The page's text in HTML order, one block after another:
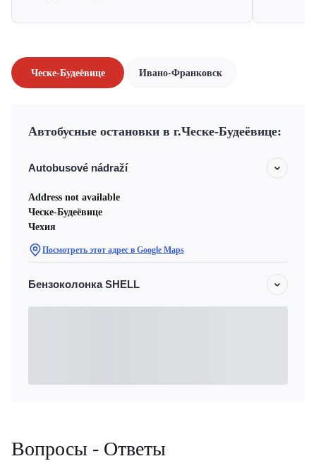
Ческе-Будеёвице Ивано-Франковск
Автобусные остановки в г.Ческе-Будеёвице:
Autobusové nádraží
Address not available
Ческе-Будеёвице
Чехия
Посмотреть этот адрес в Google Maps
Бензоколонка SHELL
Вопросы - Ответы